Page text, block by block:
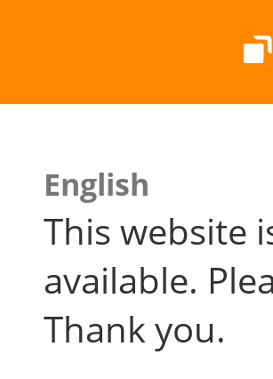
English
This website
available.
Thank you.